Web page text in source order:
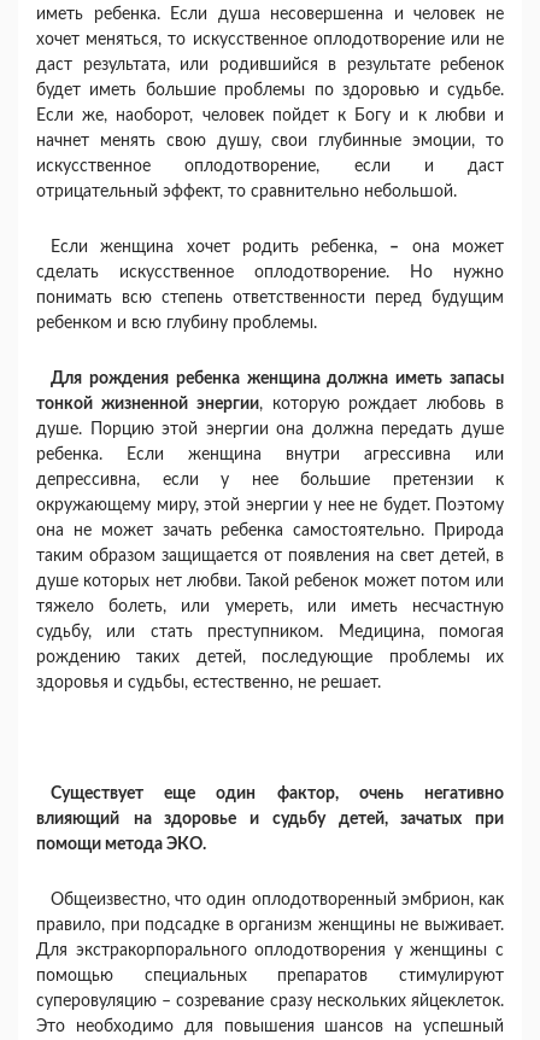
иметь ребенка. Если душа несовершенна и человек не
хочет меняться, то искусственное оплодотворение или не
даст результата, или родившийся в результате ребенок
будет иметь большие проблемы по здоровью и судьбе.
Если же, наоборот, человек пойдет к Богу и к любви и
начнет менять свою душу, свои глубинные эмоции, то
искусственное оплодотворение, если и даст
отрицательный эффект, то сравнительно небольшой.
Если женщина хочет родить ребенка, –
она может
сделать искусственное оплодотворение. Но нужно
понимать всю степень ответственности перед будущим
ребенком и всю глубину проблемы.
Для рождения ребенка женщина должна иметь запасы
тонкой жизненной энергии, которую рождает любовь в
душе. Порцию этой энергии она должна передать душе
ребенка. Если женщина внутри агрессивна или
депрессивна, если у нее большие претензии к
окружающему миру, этой энергии у нее не будет. Поэтому
она не может зачать ребенка самостоятельно. Природа
таким образом защищается от появления на свет детей, в
душе которых нет любви. Такой ребенок может потом или
тяжело болеть, или умереть, или иметь несчастную
судьбу, или стать преступником. Медицина, помогая
рождению таких детей, последующие проблемы их
здоровья и судьбы, естественно, не решает.
Существует еще один фактор, очень негативно
влияющий
на здоровье и судьбу детей, зачатых при
помощи метода ЭКО.
Общеизвестно, что один оплодотворенный эмбрион, как
правило, при подсадке в организм женщины не выживает.
Для экстракорпорального оплодотворения у женщины с
помощью специальных препаратов стимулируют
суперовуляцию – созревание сразу нескольких яйцеклеток.
Это необходимо для повышения шансов на успешный